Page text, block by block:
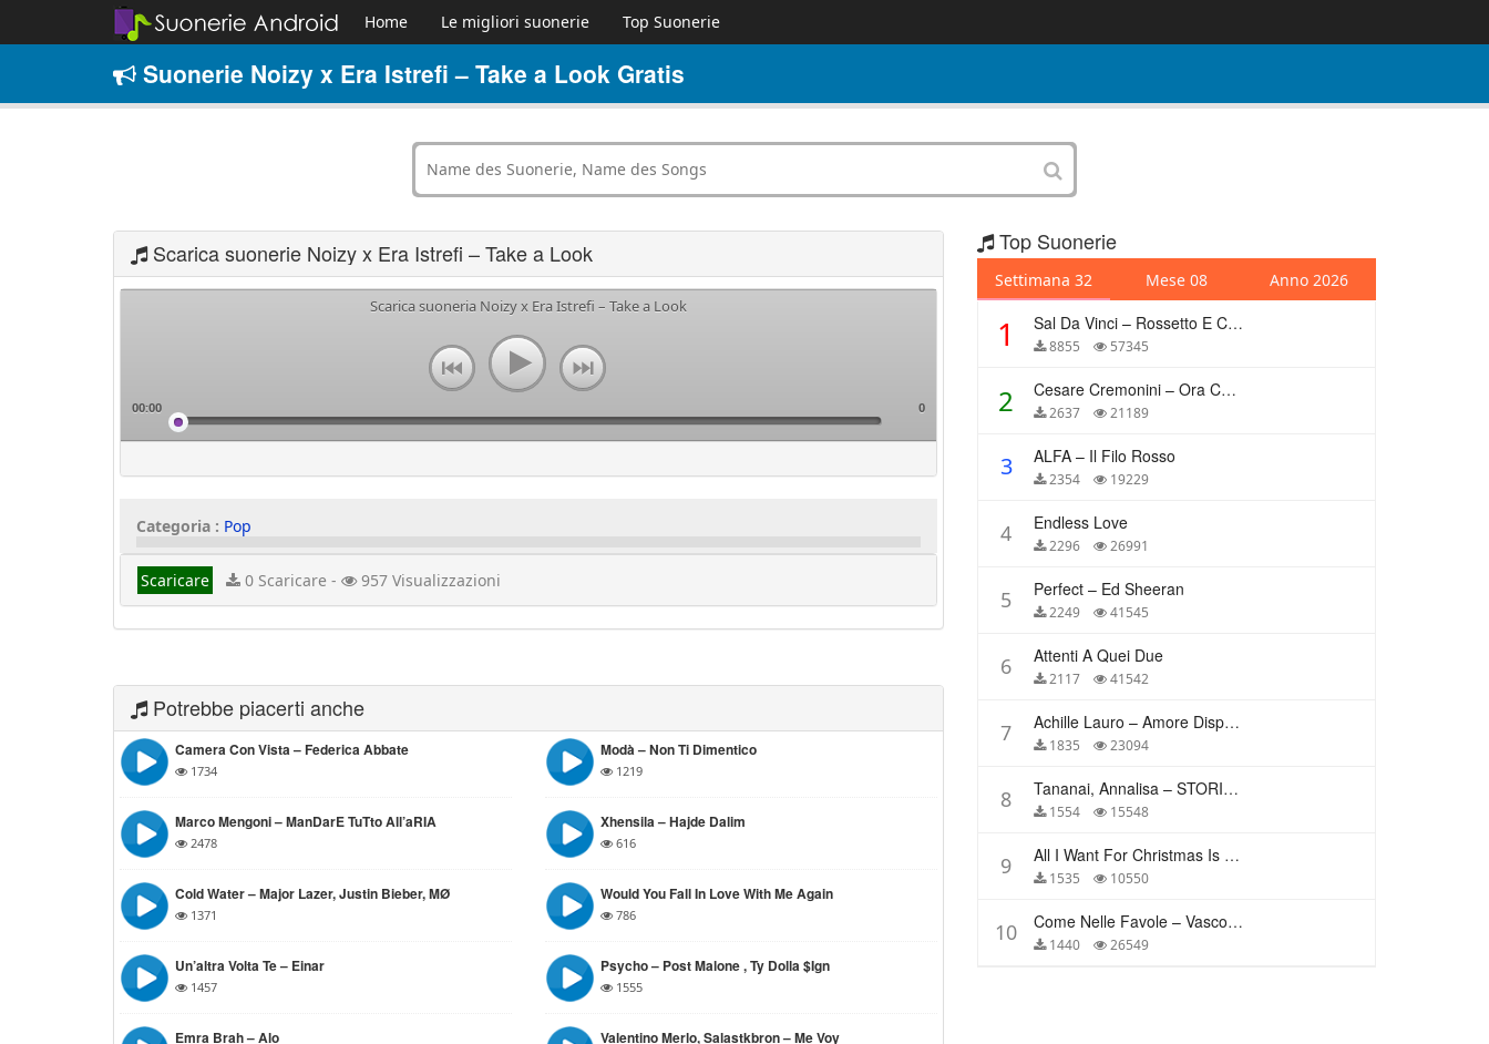
Home Le migliori suonerie Top Suonerie
Suonerie Noizy x Era Istrefi – Take a Look Gratis
Scarica suonerie Noizy x Era Istrefi – Take a Look
Scarica suoneria Noizy x Era Istrefi – Take a Look
00:00 0
Categoria : Pop
Scaricare 0 Scaricare - 957 Visualizzazioni
Potrebbe piacerti anche
Camera Con Vista – Federica Abbate
1734
Modà – Non Ti Dimentico
1219
Marco Mengoni – ManDarE TuTto All’aRIA
2478
Xhensila – Hajde Dalim
616
Cold Water – Major Lazer, Justin Bieber, MØ
1371
Would You Fall In Love With Me Again
786
Un’altra Volta Te – Einar
1457
Psycho – Post Malone , Ty Dolla $ign
1555
Emra Brah – Alo Valentino Merlo, Salastkbron – Me Voy
Top Suonerie
Settimana 32 Mese 08 Anno 2026
1 Sal Da Vinci – Rossetto E Caffè
8855 57345
2 Cesare Cremonini – Ora Che Non Ho Più Te
2637 21189
3 ALFA – Il Filo Rosso
2354 19229
4 Endless Love
2296 26991
5 Perfect – Ed Sheeran
2249 41545
6 Attenti A Quei Due
2117 41542
7 Achille Lauro – Amore Disperato
1835 23094
8 Tananai, Annalisa – STORIE BREVI
1554 15548
9 All I Want For Christmas Is You – Mariah Carey
1535 10550
10 Come Nelle Favole – Vasco Rossi
1440 26549